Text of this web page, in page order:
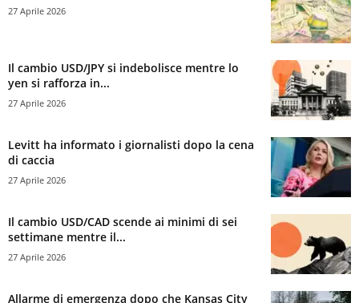
27 Aprile 2026
Il cambio USD/JPY si indebolisce mentre lo
yen si rafforza in...
27 Aprile 2026
Levitt ha informato i giornalisti dopo la cena
di caccia
27 Aprile 2026
Il cambio USD/CAD scende ai minimi di sei
settimane mentre il...
27 Aprile 2026
Allarme di emergenza dopo che Kansas City